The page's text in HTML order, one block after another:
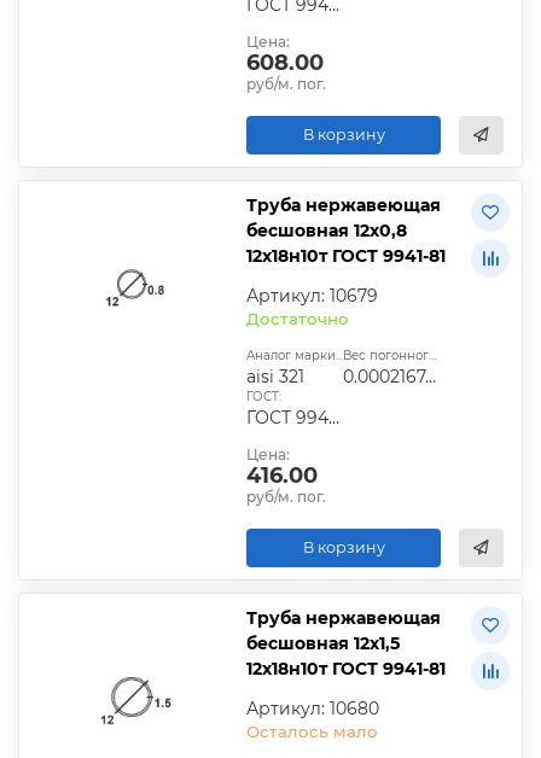
ГОСТ 9940-81, ГОСТ 9941-81, ГОСТ 24030-80, ГОСТ 10498-82
Цена:
608.00
руб/м. пог.
В корзину
Труба нержавеющая
бесшовная 12х0,8
12х18н10т ГОСТ 9941-81
Артикул: 10679
Достаточно
Аналог марки стали:
aisi 321
Вес погонного метра, т.:
0.0002167424
ГОСТ:
ГОСТ 9940-81, ГОСТ 9941-81, ГОСТ 24030-80, ГОСТ 10498-82
Цена:
416.00
руб/м. пог.
В корзину
Труба нержавеющая
бесшовная 12х1,5
12х18н10т ГОСТ 9941-81
Артикул: 10680
Осталось мало